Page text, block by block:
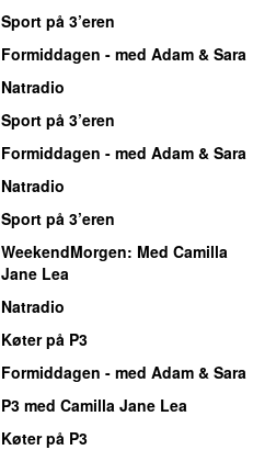
Sport på 3’eren
Formiddagen - med Adam & Sara
Natradio
Sport på 3’eren
Formiddagen - med Adam & Sara
Natradio
Sport på 3’eren
WeekendMorgen: Med Camilla
Jane Lea
Natradio
Køter på P3
Formiddagen - med Adam & Sara
P3 med Camilla Jane Lea
Køter på P3